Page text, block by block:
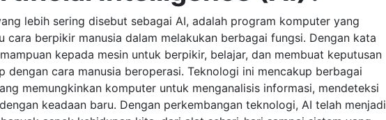
lebih sering disebut sebagai AI, adalah program komputer yang
cara berpikir manusia dalam melakukan berbagai fungsi. Dengan kata
kepada mesin untuk berpikir, belajar, dan membuat keputusan
dengan cara manusia beroperasi. Teknologi ini mencakup berbagai
memungkinkan komputer untuk menganalisis informasi, mendeteksi
keadaan baru. Dengan perkembangan teknologi, AI telah menjadi